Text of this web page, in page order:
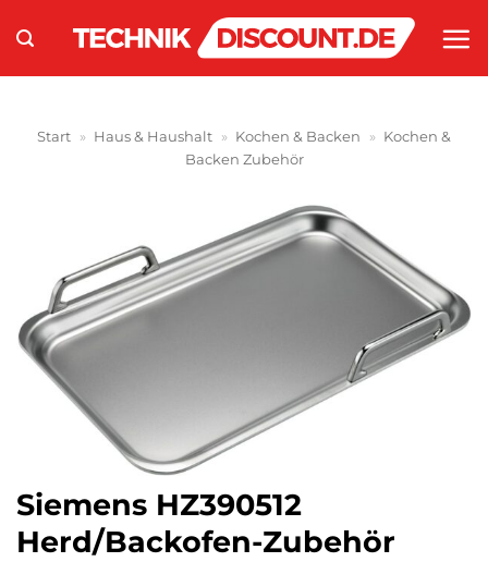
Inhalt
springen
Start » Haus & Haushalt » Kochen & Backen » Kochen &
Backen Zubehör
Siemens HZ390512
Herd/Backofen-Zubehör